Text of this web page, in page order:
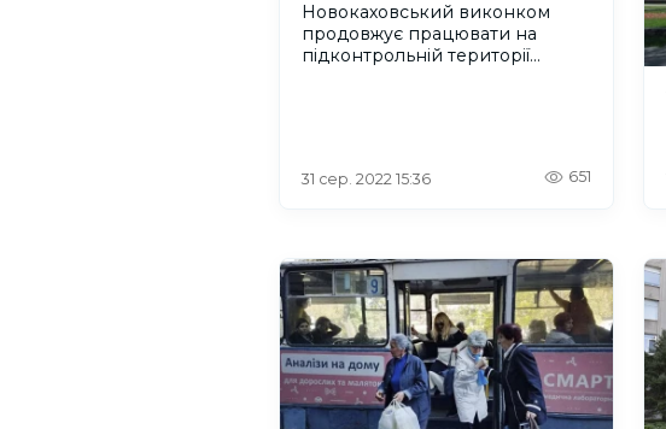
Новокаховський виконком
продовжує працювати на
підконтрольній території
31 сер. 2022 15:36 651